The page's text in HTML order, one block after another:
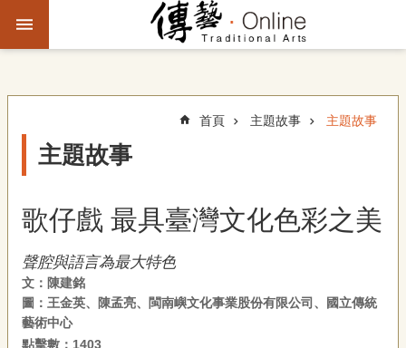
跳到主要內容區塊
尋
故
文
化
觀
察
首頁 主題故事 主題故事
主題故事
歌仔戲 最具臺灣文化色彩之美
聲腔與語言為最大特色
文：陳建銘
圖：王金英、陳孟亮、閩南嶼文化事業股份有限公司、國立傳統
藝術中心
點擊數：1403